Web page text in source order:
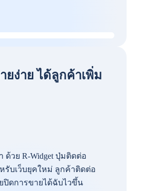
ยง่าย ได้ลูกค้าเพิ่ม
ด้วย R-Widget ปุ่มติดต่อ
รับเว็บยุคใหม่ ลูกค้าติดต่อ
ปิดการขายได้ฉับไวขึ้น